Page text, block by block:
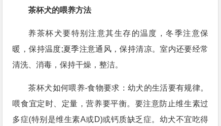
茶杯犬的喂养方法
养茶杯犬要特别注意其生存的温度，冬季注意保
暖，保持温度;夏季注意通风，保持清凉。室内还要经常
清洗、消毒，保持干燥，整洁。
茶杯犬如何喂养-食物要求：幼犬的生活要有规律。
喂食宜定时、定量，营养要平衡。要注意防止维生素过
多症(特别是维生素A或D)或钙质缺乏症。幼犬不宜吃得